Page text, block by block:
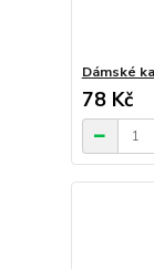
Dámské
78 Kč